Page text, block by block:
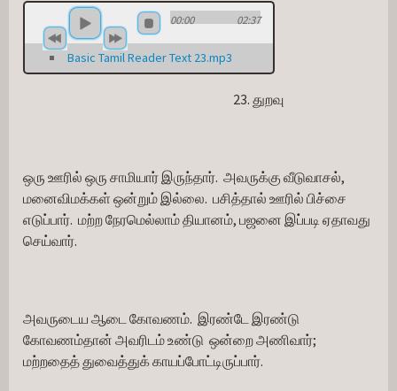
00:00 02:37
Basic Tamil Reader Text 23.mp3
23. துறவு
ஒரு ஊரில் ஒரு சாமியார் இருந்தார்.  அவருக்கு வீடுவாசல்,
மனைவிமக்கள் ஒன்றும் இல்லை.  பசித்தால் ஊரில் பிச்சை
எடுப்பார்.  மற்ற நேரமெல்லாம் தியானம், பஜனை இப்படி ஏதாவது
செய்வார்.
அவருடைய ஆடை கோவணம்.  இரண்டே இரண்டு
கோவணம்தான் அவரிடம் உண்டு  ஒன்றை அணிவார்;
மற்றதைத் துவைத்துக் காயப்போட்டிருப்பார்.